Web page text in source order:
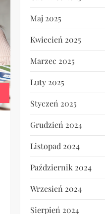
Maj 2025
Kwiecień 2025
Marzec 2025
Luty 2025
Styczeń 2025
Grudzień 2024
Listopad 2024
Październik 2024
Wrzesień 2024
Sierpień 2024